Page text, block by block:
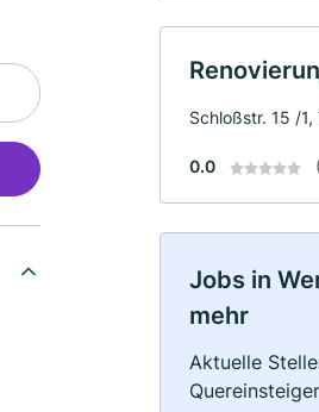
Schloßstr. 15 /
0.0
Jobs in
mehr
Aktuelle